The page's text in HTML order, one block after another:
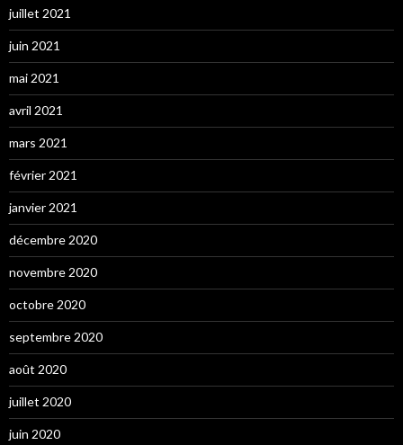
juillet 2021
juin 2021
mai 2021
avril 2021
mars 2021
février 2021
janvier 2021
décembre 2020
novembre 2020
octobre 2020
septembre 2020
août 2020
juillet 2020
juin 2020